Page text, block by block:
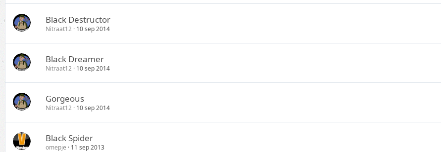
Black Destructor
Nitraat12 10 sep 2014
Black Dreamer
Nitraat12 10 sep 2014
Gorgeous
Nitraat12 10 sep 2014
Black Spider
omepje 11 sep 2013